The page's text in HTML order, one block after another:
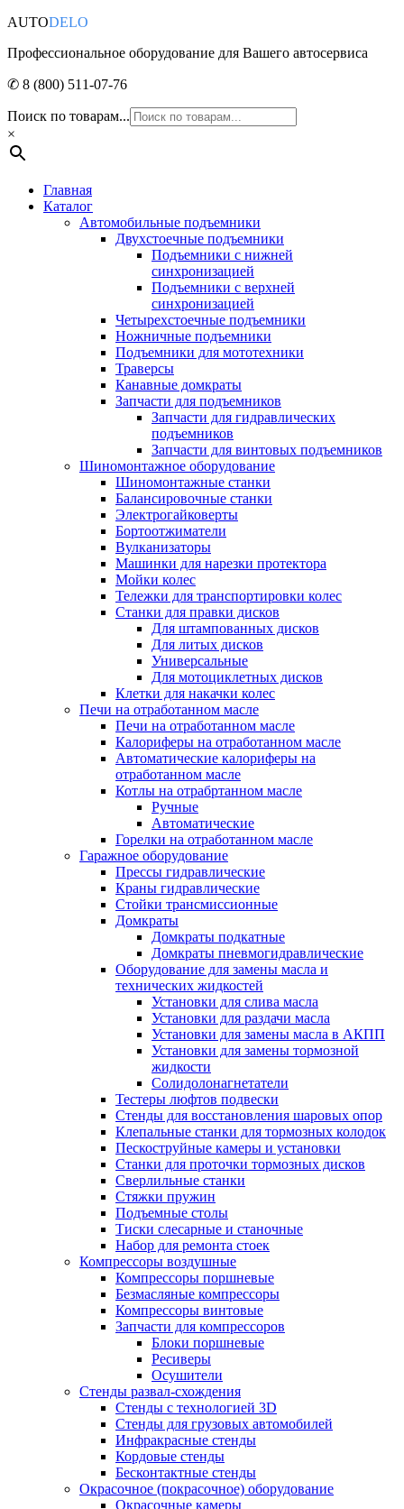
AUTODELO
Профессиональное оборудование для Вашего автосервиса
✆ 8 (800) 511-07-76
Поиск по товарам...
×
Главная
Каталог
Автомобильные подъемники
Двухстоечные подъемники
Подъемники с нижней
синхронизацией
Подъемники с верхней
синхронизацией
Четырехстоечные подъемники
Ножничные подъемники
Подъемники для мототехники
Траверсы
Канавные домкраты
Запчасти для подъемников
Запчасти для гидравлических
подъемников
Запчасти для винтовых подъемников
Шиномонтажное оборудование
Шиномонтажные станки
Балансировочные станки
Электрогайковерты
Бортоотжиматели
Вулканизаторы
Машинки для нарезки протектора
Мойки колес
Тележки для транспортировки колес
Станки для правки дисков
Для штампованных дисков
Для литых дисков
Универсальные
Для мотоциклетных дисков
Клетки для накачки колес
Печи на отработанном масле
Печи на отработанном масле
Калориферы на отработанном масле
Автоматические калориферы на
отработанном масле
Котлы на отрабртанном масле
Ручные
Автоматические
Горелки на отработанном масле
Гаражное оборудование
Прессы гидравлические
Краны гидравлические
Стойки трансмиссионные
Домкраты
Домкраты подкатные
Домкраты пневмогидравлические
Оборудование для замены масла и
технических жидкостей
Установки для слива масла
Установки для раздачи масла
Установки для замены масла в АКПП
Установки для замены тормозной
жидкости
Солидолонагнетатели
Тестеры люфтов подвески
Стенды для восстановления шаровых опор
Клепальные станки для тормозных колодок
Пескоструйные камеры и установки
Станки для проточки тормозных дисков
Сверлильные станки
Стяжки пружин
Подъемные столы
Тиски слесарные и станочные
Набор для ремонта стоек
Компрессоры воздушные
Компрессоры поршневые
Безмасляные компрессоры
Компрессоры винтовые
Запчасти для компрессоров
Блоки поршневые
Ресиверы
Осушители
Стенды развал-схождения
Стенды с технологией 3D
Стенды для грузовых автомобилей
Инфракрасные стенды
Кордовые стенды
Бесконтактные стенды
Окрасочное (покрасочное) оборудование
Окрасочные камеры